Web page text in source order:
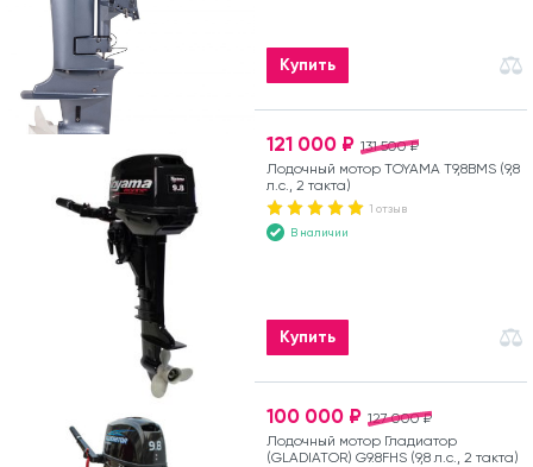
Купить
131 500 ₽
121 000 ₽
Лодочный мотор TOYAMA T9,8BMS (9,8
л.с., 2 такта)
1 отзыв
В наличии
Купить
127 000 ₽
100 000 ₽
Лодочный мотор Гладиатор
(GLADIATOR) G9.8FHS (9,8 л.с., 2 такта)